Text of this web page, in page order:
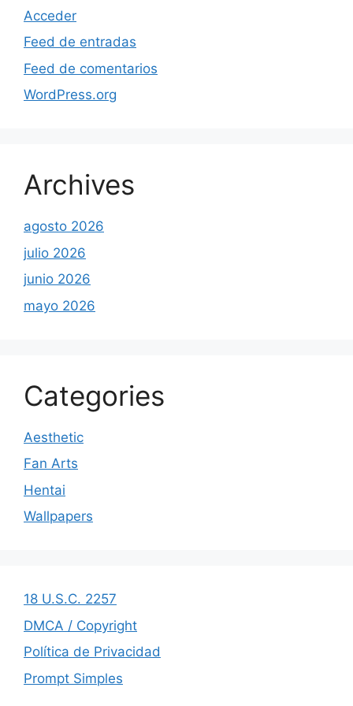
Acceder
Feed de entradas
Feed de comentarios
WordPress.org
Archives
agosto 2026
julio 2026
junio 2026
mayo 2026
Categories
Aesthetic
Fan Arts
Hentai
Wallpapers
18 U.S.C. 2257
DMCA / Copyright
Política de Privacidad
Prompt Simples